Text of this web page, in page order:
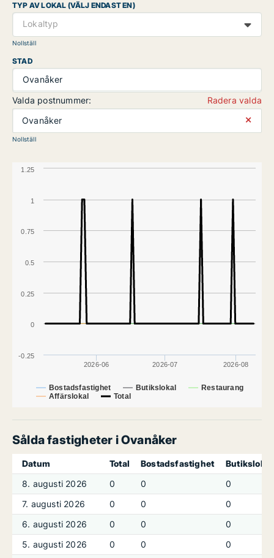
TYP AV LOKAL (VÄLJ ENDAST EN)
Lokaltyp
Nollställ
STAD
Ovanåker
Valda postnummer:
Radera valda
Ovanåker
⨯
Nollställ
Bostadsfastighet Butikslokal
Restaurang
Affärslokal
Total
2026-06 2026-07 2026-08
0
1
-0.25
0.25
0.5
0.75
1.25
Sålda fastigheter i Ovanåker
Datum Total Bostadsfastighet
Butikslokal
8. augusti 2026
0 0
0
7. augusti 2026
0 0
0
6. augusti 2026
0 0
0
5. augusti 2026
0 0
0